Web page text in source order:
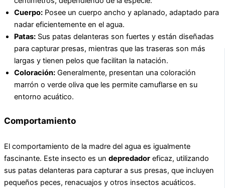
Cuerpo: Posee un cuerpo ancho y aplanado, adaptado para
nadar eficientemente en el agua.
Patas: Sus patas delanteras son fuertes y están diseñadas
para capturar presas, mientras que las traseras son más
largas y tienen pelos que facilitan la natación.
Coloración: Generalmente, presentan una coloración
marrón o verde oliva que les permite camuflarse en su
entorno acuático.
Comportamiento
El comportamiento de la madre del agua es igualmente
fascinante. Este insecto es un depredador eficaz, utilizando
sus patas delanteras para capturar a sus presas, que incluyen
pequeños peces, renacuajos y otros insectos acuáticos.